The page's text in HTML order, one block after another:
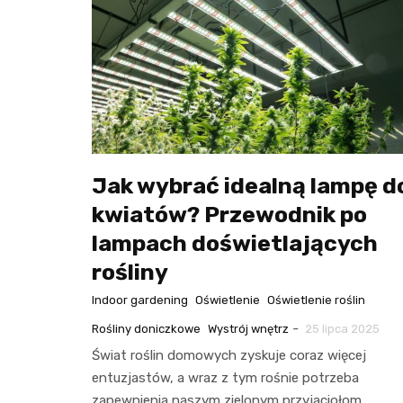
Jak wybrać idealną lampę
kwiatów? Przewodnik po
lampach doświetlających
rośliny
Indoor gardening Oświetlenie Oświetlenie roślin
Rośliny doniczkowe Wystrój wnętrz - 25 lipca 2025
Świat roślin domowych zyskuje coraz więcej
entuzjastów, a wraz z tym rośnie potrzeba